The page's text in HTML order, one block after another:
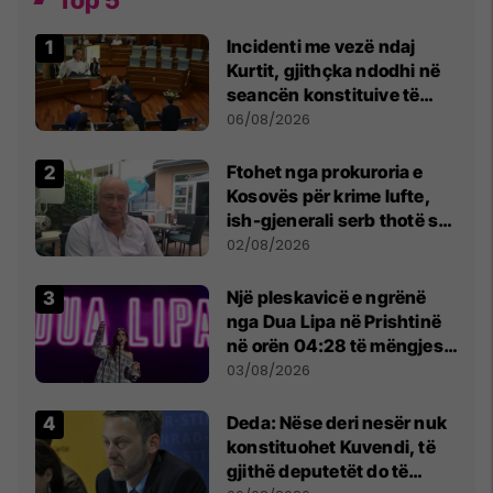
Incidenti me vezë ndaj
Kurtit, gjithçka ndodhi në
seancën konstituive të
Kuvendit
06/08/2026
Ftohet nga prokuroria e
Kosovës për krime lufte,
ish-gjenerali serb thotë se
dikush e tradhtoi në
02/08/2026
Një pleskavicë e ngrënë
nga Dua Lipa në Prishtinë
në orën 04:28 të mëngjesit
- dhe bota digjitale serbe
03/08/2026
Deda: Nëse deri nesër nuk
konstituohet Kuvendi, të
gjithë deputetët do të